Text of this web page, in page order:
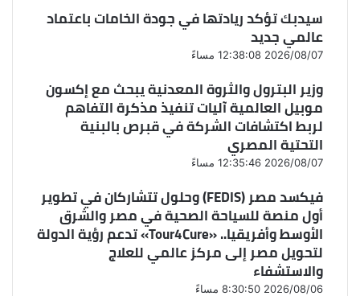
سيدبك تؤكد ريادتها في جودة الخامات باعتماد
عالمي جديد
2026/08/07 12:38:08 مساءً
وزير البترول والثروة المعدنية يبحث مع إكسون
موبيل العالمية آليات تنفيذ مذكرة التفاهم
لربط اكتشافات الشركة في قبرص بالبنية
التحتية المصري
2026/08/07 12:35:46 مساءً
فيكسد مصر (FEDIS) وحلول تتشاركان في تطوير
أول منصة للسياحة الصحية في مصر والشرق
الأوسط وأفريقيا.. «Tour4Cure» تدعم رؤية الدولة
لتحويل مصر إلى مركز عالمي للعلاج
والاستشفاء
2026/08/06 8:30:50 مساءً